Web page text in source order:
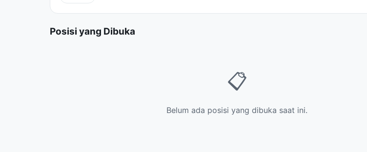
Posisi yang Dibuka
📋
Belum ada posisi yang dibuka saat ini.